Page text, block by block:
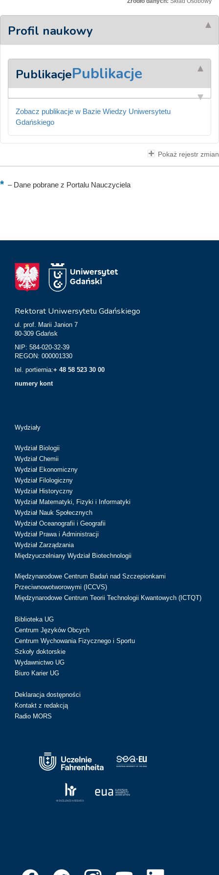
Profil naukowy
PublikacjePublikacje
Zobacz publikacje w Bazie Wiedzy Uniwersytetu
Gdańskiego
Pokaż rejestr zmian
–Dane pobrane z Portalu Nauczyciela
Rektorat Uniwersytetu Gdańskiego
ul. prof. Marii Janion 7
80-309 Gdańsk
NIP: 584-020-32-39
REGON: 000001330
tel. portiernia:+ 48 58 523 30 00
numery kont
Wydziały
Wydział Biologii
Wydział Chemii
Wydział Ekonomiczny
Wydział Filologiczny
Wydział Historyczny
Wydział Matematyki, Fizyki i Informatyki
Wydział Nauk Społecznych
Wydział Oceanografii i Geografii
Wydział Prawa i Administracji
Wydział Zarządzania
Międzyuczelniany Wydział Biotechnologii
Międzynarodowe Centrum Badań nad Szczepionkami
Przeciwnowotworowymi (ICCVS)
Międzynarodowe Centrum Teorii Technologii Kwantowych (ICTQT)
Biblioteka UG
Centrum Języków Obcych
Centrum Wychowania Fizycznego i Sportu
Szkoły doktorskie
Wydawnictwo UG
Biuro Karier UG
Deklaracja dostępności
Kontakt z redakcją
Radio MORS